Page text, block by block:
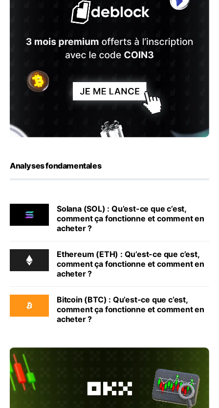
Analyses fondamentales
Solana (SOL) : Qu’est-ce que c’est,
comment ça fonctionne et comment en
acheter ?
Ethereum (ETH) : Qu’est-ce que c’est,
comment ça fonctionne et comment en
acheter ?
Bitcoin (BTC) : Qu’est-ce que c’est,
comment ça fonctionne et comment en
acheter ?